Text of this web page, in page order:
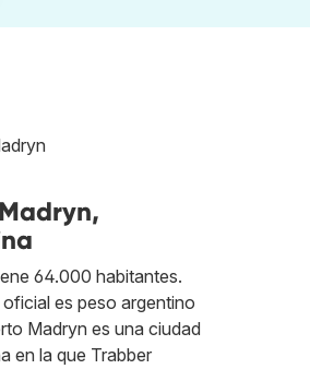
64.000 habitantes.
es peso argentino
Madryn es una ciudad
en la que Trabber